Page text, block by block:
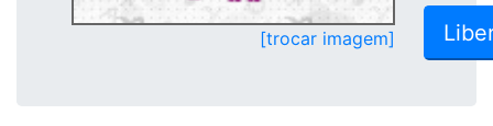
[trocar imagem]